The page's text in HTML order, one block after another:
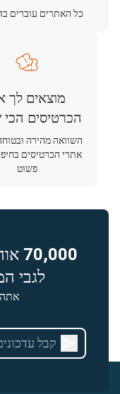
כל האתרים עוברים
מוצאים לך
הכרטיסים הכי
השוואה מהירה
אתרי הכרטיסים
פשוט
70,000
לגבי
אתה